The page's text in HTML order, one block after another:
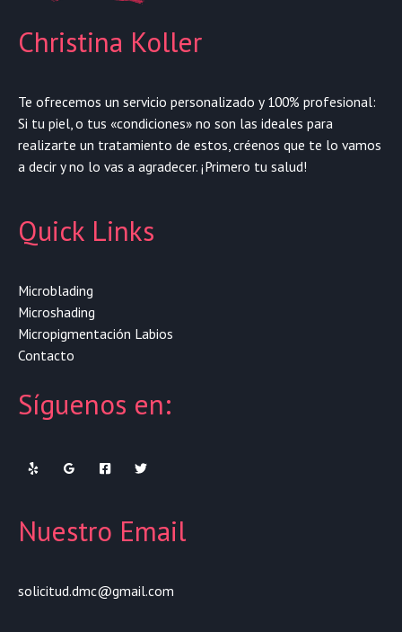
Christina Koller
Te ofrecemos un servicio personalizado y 100% profesional:
Si tu piel, o tus «condiciones» no son las ideales para
realizarte un tratamiento de estos, créenos que te lo vamos
a decir y no lo vas a agradecer. ¡Primero tu salud!
Quick Links
Microblading
Microshading
Micropigmentación Labios
Contacto
Síguenos en:
Nuestro Email
solicitud.dmc@gmail.com